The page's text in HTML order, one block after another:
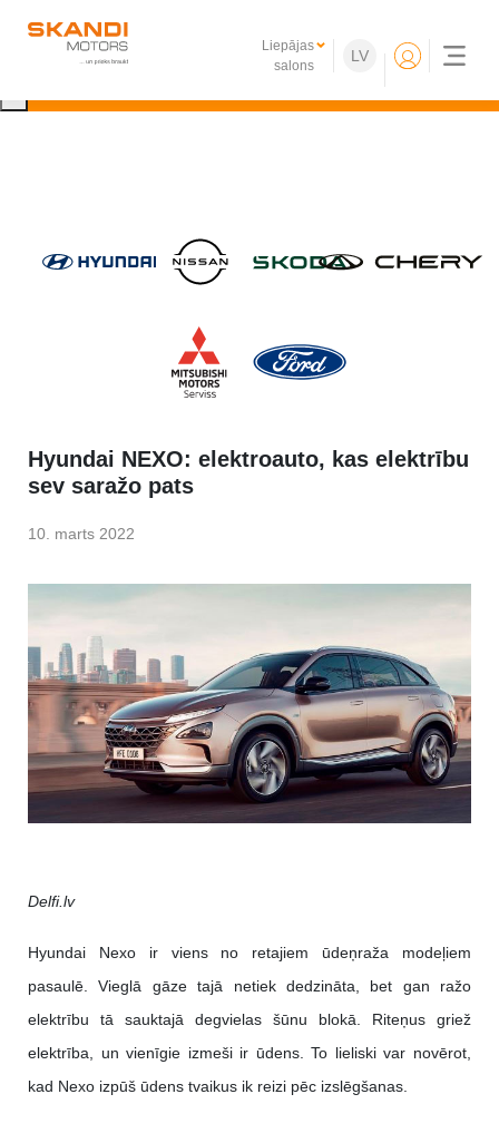
Liepājas
salons
LV
Uzzini vairāk
Hyundai NEXO: elektroauto, kas elektrību
sev saražo pats
10. marts 2022
Delfi.lv
Hyundai Nexo ir viens no retajiem ūdeņraža modeļiem
pasaulē. Vieglā gāze tajā netiek dedzināta, bet gan ražo
elektrību tā sauktajā degvielas šūnu blokā. Riteņus griež
elektrība, un vienīgie izmeši ir ūdens. To lieliski var novērot,
kad Nexo izpūš ūdens tvaikus ik reizi pēc izslēgšanas.